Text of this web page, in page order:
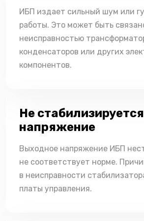
ИБП издает сильный шум или
работы. Это может быть
неисправностью
конденсаторов или других
компонентов.
Не стабилизируется
напряжение
Выходное напряжение ИБП
не соответствует норме.
в неисправности
платы управления.